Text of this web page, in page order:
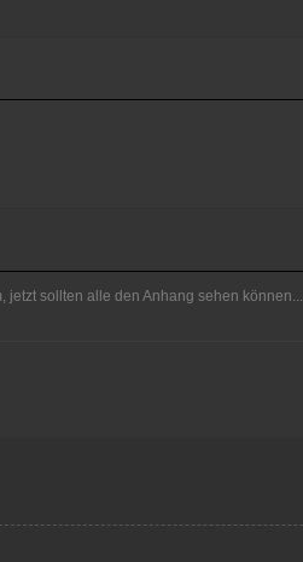
jetzt sollten alle den Anhang sehen können...